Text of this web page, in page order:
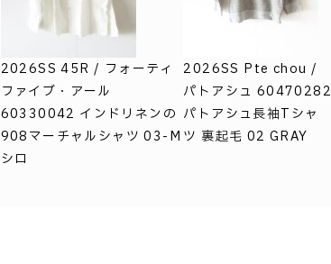
2026SS 45R / フォーティ
ファイブ・アール
60330042 インドリネンの
908マーチャルシャツ 03-M
シロ
2026SS Pte chou /
パトアシュ 60470282
パトアシュ長袖Tシャ
ツ 裏起毛 02 GRAY